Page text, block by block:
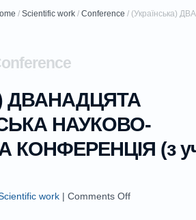
/ Scientific work / Conference / (Українська)
ДВАНАДЦЯТА
НАУКОВО-
КОНФЕРЕНЦІЯ (з
work | Comments Off